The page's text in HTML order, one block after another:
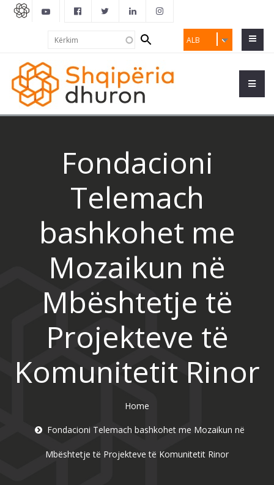
ALB
Search
form
Fondacioni
Telemach
bashkohet me
Mozaikun në
Mbështetje të
Projekteve të
Komunitetit Rinor
Home
Fondacioni Telemach bashkohet me Mozaikun në
Mbështetje të Projekteve të Komunitetit Rinor